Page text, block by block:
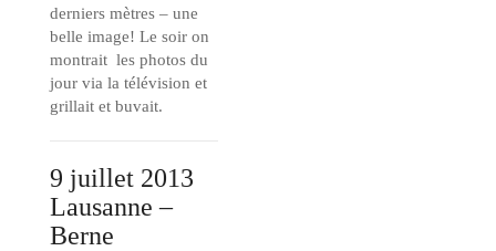
derniers mètres – une
belle image! Le soir on
montrait les photos du
jour via la télévision et
grillait et buvait.
9 juillet 2013
Lausanne –
Berne